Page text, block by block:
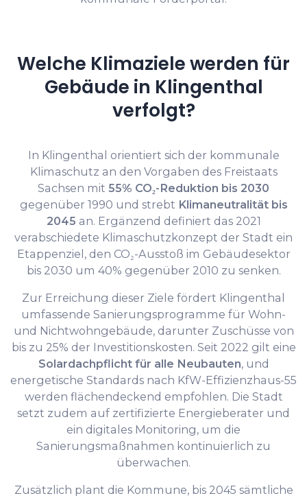
Welche Klimaziele werden für
Gebäude in Klingenthal
verfolgt?
In Klingenthal orientiert sich der kommunale
Klimaschutz an den Vorgaben des Freistaats
Sachsen mit 55% CO₂-Reduktion bis 2030
gegenüber 1990 und strebt Klimaneutralität bis
2045 an. Ergänzend definiert das 2021
verabschiedete Klimaschutzkonzept der Stadt ein
Etappenziel, den CO₂-Ausstoß im Gebäudesektor
bis 2030 um 40% gegenüber 2010 zu senken.
Zur Erreichung dieser Ziele fördert Klingenthal
umfassende Sanierungsprogramme für Wohn-
und Nichtwohngebäude, darunter Zuschüsse von
bis zu 25% der Investitionskosten. Seit 2022 gilt eine
Solardachpflicht für alle Neubauten, und
energetische Standards nach KfW-Effizienzhaus-55
werden flächendeckend empfohlen. Die Stadt
setzt zudem auf zertifizierte Energieberater und
ein digitales Monitoring, um die
Sanierungsmaßnahmen kontinuierlich zu
überwachen.
Zusätzlich plant die Kommune, bis 2045 sämtliche